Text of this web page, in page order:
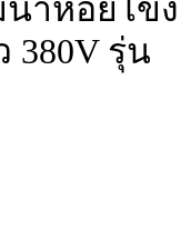
น้ำหอยโข่ง
380V รุ่น